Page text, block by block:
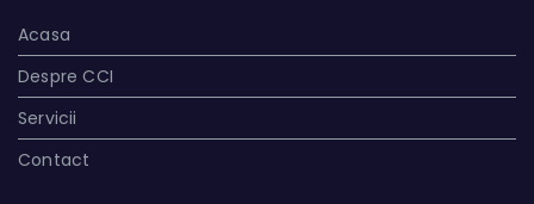
Acasa
Despre CCI
Servicii
Contact